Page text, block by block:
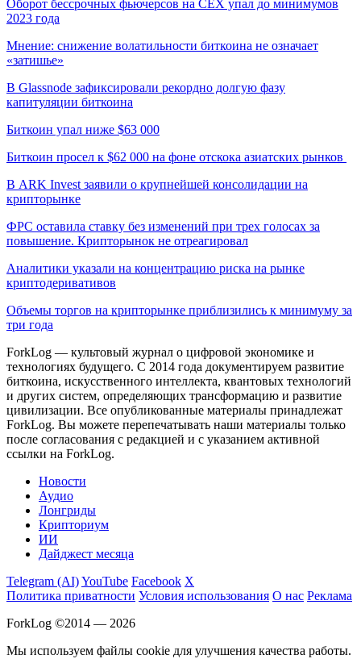
Оборот бессрочных фьючерсов на CEX упал до минимумов
2023 года
Мнение: снижение волатильности биткоина не означает
«затишье»
В Glassnode зафиксировали рекордно долгую фазу
капитуляции биткоина
Биткоин упал ниже $63 000
Биткоин просел к $62 000 на фоне отскока азиатских рынков
В ARK Invest заявили о крупнейшей консолидации на
крипторынке
ФРС оставила ставку без изменений при трех голосах за
повышение. Крипторынок не отреагировал
Аналитики указали на концентрацию риска на рынке
криптодеривативов
Объемы торгов на крипторынке приблизились к минимуму за
три года
ForkLog — культовый журнал о цифровой экономике и
технологиях будущего. С 2014 года документируем развитие
биткоина, искусственного интеллекта, квантовых технологий
и других систем, определяющих трансформацию и развитие
цивилизации. Все опубликованные материалы принадлежат
ForkLog. Вы можете перепечатывать наши материалы только
после согласования с редакцией и с указанием активной
ссылки на ForkLog.
Новости
Аудио
Лонгриды
Крипториум
ИИ
Дайджест месяца
Telegram (AI)YouTube Facebook X
Политика приватности Условия использования О нас Реклама
ForkLog ©2014 — 2026
Мы используем файлы cookie для улучшения качества работы.